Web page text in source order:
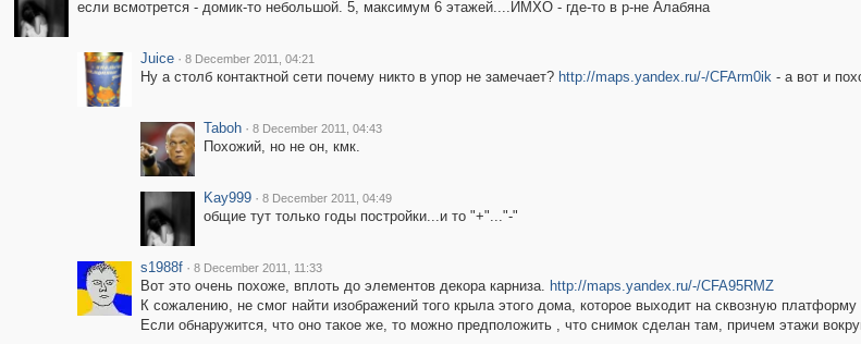
если всмотрется - домик-то небольшой. 5, максимум 6 этажей....ИМХО - где-то в р-не Алабяна
Juice · 8 December 2011, 04:21
Ну а столб контактной сети почему никто в упор не замечает? http://maps.yandex.ru/-/CFArm0ik- а вот и
Taboh · 8 December 2011, 04:43
Похожий, но не он, кмк.
Kay999 · 8 December 2011, 04:49
общие тут только годы постройки...и то "+"..."-"
s1988f · 8 December 2011, 11:33
Вот это очень похоже, вплоть до элементов декора карниза. http://maps.yandex.ru/-/CFA95RMZ
К сожалению, не смог найти изображений того крыла этого дома, которое выходит на сквозную
Если обнаружится, что оно такое же, то можно предположить , что снимок сделан там, причем этажи